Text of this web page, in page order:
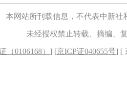
本网站所刊载信息，不代表中新
未经授权禁止转载、摘编、
（0106168） ] [京ICP证040655号] [